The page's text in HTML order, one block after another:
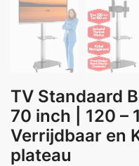
TV Standaard
70 inch | 120 –
Verrijdbaar en
plateau